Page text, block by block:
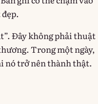
Đây không phải thuật
Trong một ngày,
nó trở nên thành thật.